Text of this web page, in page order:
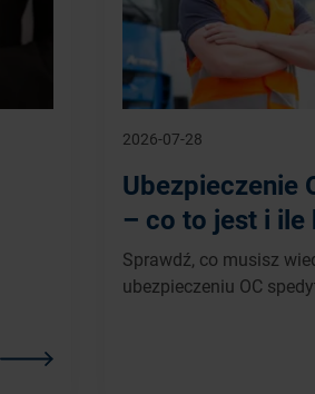
2026-07-28
Ubezpieczenie
– co to jest i ile
Sprawdź, co musisz
ubezpieczeniu OC